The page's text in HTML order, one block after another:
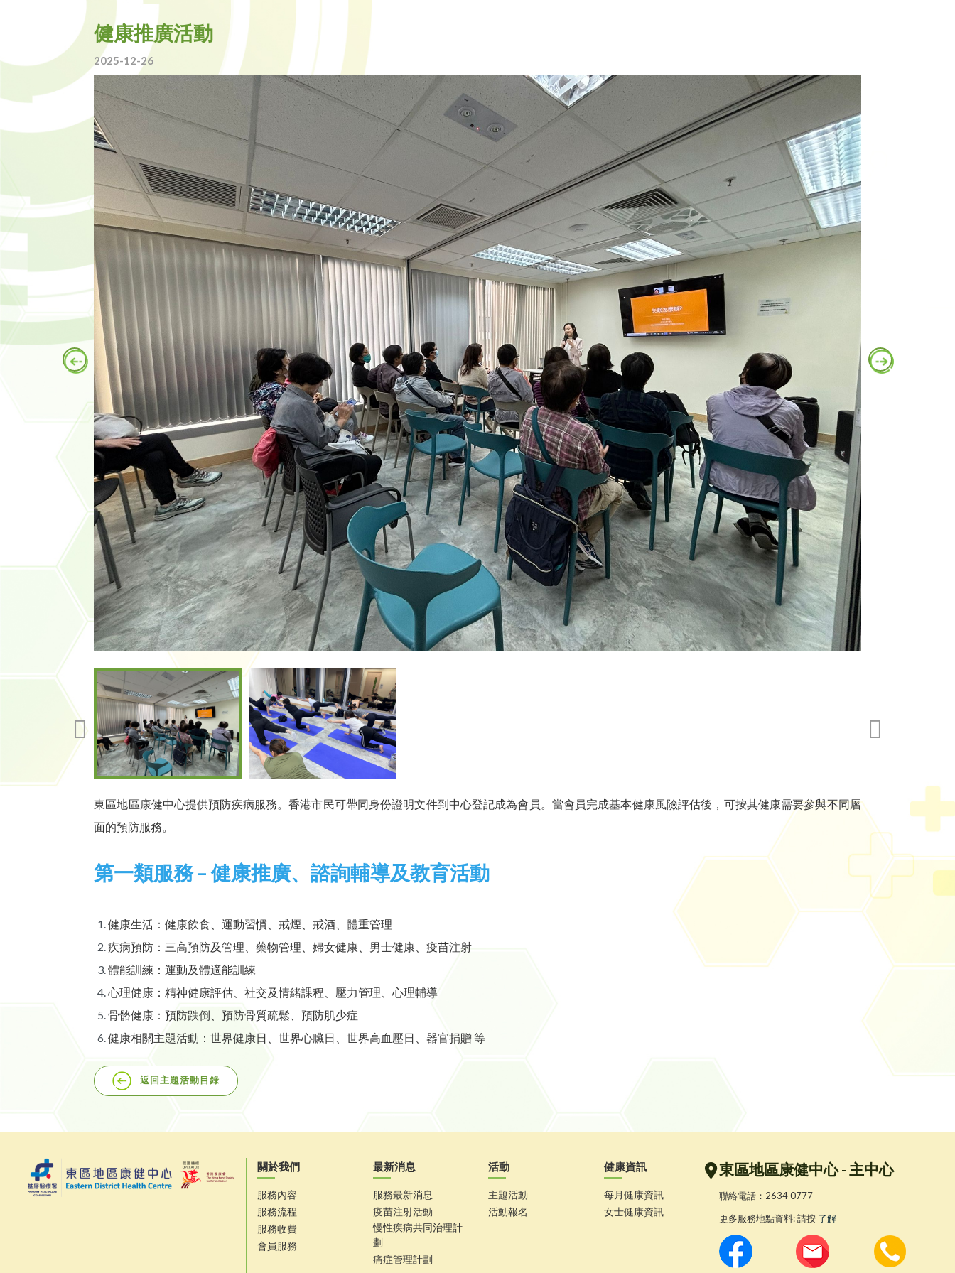
健康推廣活動
2025-12-26
東區地區康健中心提供預防疾病服務。香港市民可帶同身份證明文件到中心登記成為會員。當會員完成基本健康風險評估後，可按其健康需要參與不同層
面的預防服務。
第一類服務 – 健康推廣、諮詢輔導及教育活動
健康生活：健康飲食、運動習慣、戒煙、戒酒、體重管理
疾病預防：三高預防及管理、藥物管理、婦女健康、男士健康、疫苗注射
體能訓練：運動及體適能訓練
心理健康：精神健康評估、社交及情緒課程、壓力管理、心理輔導
骨骼健康：預防跌倒、預防骨質疏鬆、預防肌少症
健康相關主題活動：世界健康日、世界心臟日、世界高血壓日、器官捐贈 等
返回主題活動目錄
關於我們
服務內容
服務流程
服務收費
會員服務
最新消息
服務最新消息
疫苗注射活動
慢性疾病共同治理計
劃
痛症管理計劃
活動
主題活動
活動報名
健康資訊
每月健康資訊
女士健康資訊
東區地區康健中心 - 主中心
聯絡電話：2634 0777
更多服務地點資料: 請按 了解